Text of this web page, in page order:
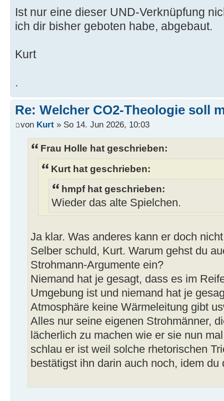
Ist nur eine dieser UND-Verknüpfung
ich dir bisher geboten habe, abgebaut.
Kurt
.
Re: Welcher CO2-Theologie soll
von Kurt » So 14. Jun 2026, 10:03
Frau Holle hat geschrieben:
Kurt hat geschrieben:
hmpf hat geschrieben:
Wieder das alte Spielchen.
Ja klar. Was anderes kann er doch
Selber schuld, Kurt. Warum gehst du
Strohmann-Argumente ein?
Niemand hat je gesagt, dass es im
Umgebung ist und niemand hat je
Atmosphäre keine Wärmeleitung gibt
Alles nur seine eigenen Strohmänner,
lächerlich zu machen wie er sie nun
schlau er ist weil solche rhetorischen
bestätigst ihn darin auch noch, idem